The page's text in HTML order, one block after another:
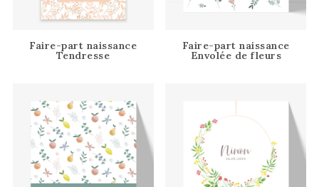
Faire-part naissance
Tendresse
Faire-part naissance
Envolée de fleurs